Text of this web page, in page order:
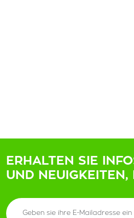
ERHALTEN SIE
UND NEUIGKEITEN,